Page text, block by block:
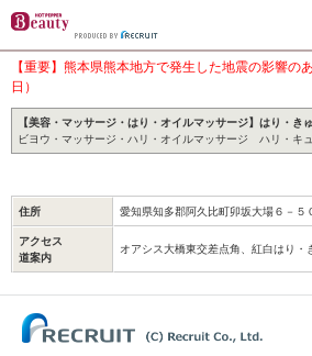
【重要】熊本県熊本地方で発生した地震の影響
日）
【美容・マッサージ・はり・オイルマッサージ】はり・
ビヨウ・マッサージ・ハリ・オイルマッサージ ハリ・
住所 愛知県知多郡阿久比町卯坂大場６－
アクセス
道案内
オアシス大橋東交差点角、紅白はり・